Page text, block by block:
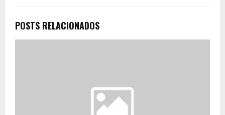
POSTS RELACIONADOS